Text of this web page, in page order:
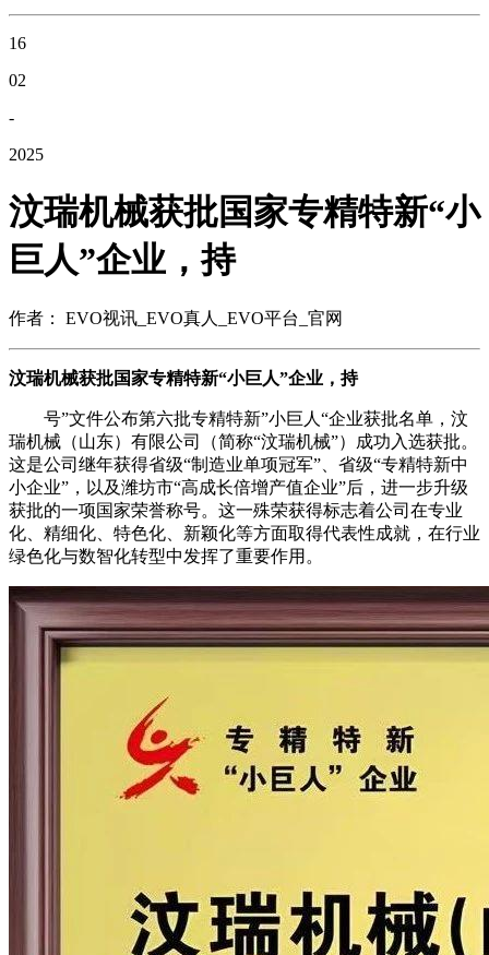
16
02
-
2025
汶瑞机械获批国家专精特新“小
巨人”企业，持
作者： EVO视讯_EVO真人_EVO平台_官网
汶瑞机械获批国家专精特新“小巨人”企业，持
号”文件公布第六批专精特新”小巨人“企业获批名单，汶
瑞机械（山东）有限公司（简称“汶瑞机械”）成功入选获批。
这是公司继年获得省级“制造业单项冠军”、省级“专精特新中
小企业”，以及潍坊市“高成长倍增产值企业”后，进一步升级
获批的一项国家荣誉称号。这一殊荣获得标志着公司在专业
化、精细化、特色化、新颖化等方面取得代表性成就，在行业
绿色化与数智化转型中发挥了重要作用。